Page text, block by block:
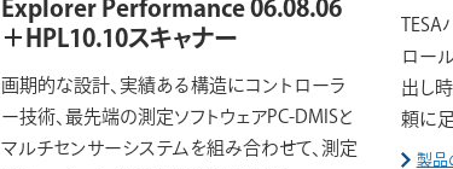
Explorer Performance 06.08.06
＋HPL10.10スキャナー
画期的な設計、実績ある構造にコントローラ
ー技術、最先端の測定ソフトウェアPC-DMISと
マルチセンサーシステムを組み合わせて、測定
ロー
出し
頼に
製品